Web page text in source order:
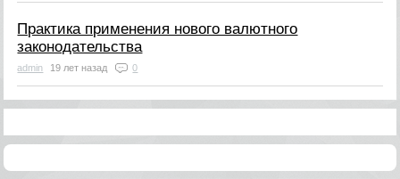
Практика применения нового валютного
законодательства
admin 19 лет назад 0